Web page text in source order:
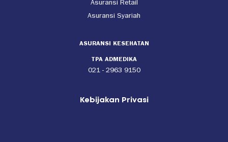
Asuransi Retail
Asuransi Syariah
ASURANSI KESEHATAN
TPA ADMEDIKA
021 - 2963 9150
Kebijakan Privasi